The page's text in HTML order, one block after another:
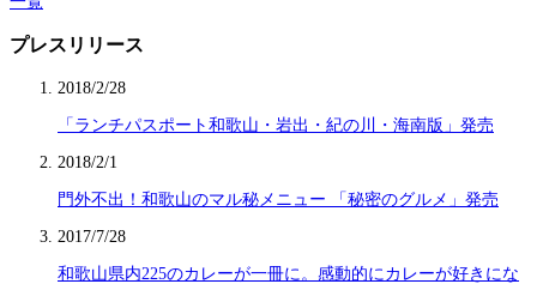
プレスリリース
2018/2/28
「ランチパスポート和歌山・岩出・紀の川・海南版」発売
2018/2/1
門外不出！和歌山のマル秘メニュー 「秘密のグルメ」発売
2017/7/28
和歌山県内225のカレーが一冊に。感動的にカレーが好きにな